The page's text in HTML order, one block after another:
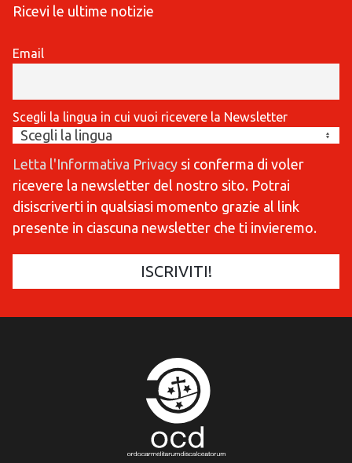
Ricevi le ultime notizie
Email
Scegli la lingua in cui vuoi ricevere la Newsletter
Letta l'Informativa Privacy si conferma di voler
ricevere la newsletter del nostro sito. Potrai
disiscriverti in qualsiasi momento grazie al link
presente in ciascuna newsletter che ti invieremo.